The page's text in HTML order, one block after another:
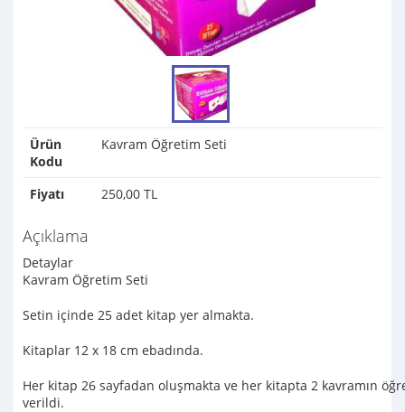
Ürün
Kodu
Kavram Öğretim Seti
Fiyatı 250,00 TL
Açıklama
Detaylar
Kavram Öğretim Seti
Setin içinde 25 adet kitap yer almakta.
Kitaplar 12 x 18 cm ebadında.
Her kitap 26 sayfadan oluşmakta ve her kitapta 2 kavramın
verildi.